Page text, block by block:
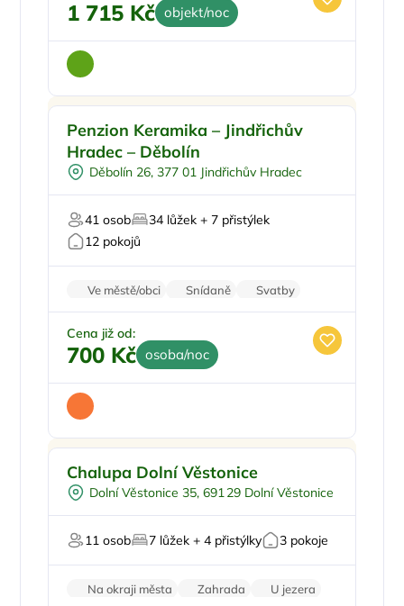
1 715 Kč objekt/noc
Venkovní bazén
Pro skupiny
Sauna
Pro svatby a oslavy
Doporučujeme
Penzion Keramika – Jindřichův
Hradec – Děbolín
Děbolín 26, 377 01 Jindřichův Hradec
41 osob
34 lůžek + 7 přistýlek
12 pokojů
Ve městě/obci Snídaně
Svatby
Worshopy/školení
Firemní akce/teambuilding
Cena již od:
700 Kč osoba/noc
Pro čtyři
Vinný sklípek
Firemní akce/teambuilding
Chalupa Dolní Věstonice
Dolní Věstonice 35, 691 29 Dolní Věstonice
11 osob 7 lůžek + 4 přistýlky 3 pokoje
Na okraji města Zahrada
U jezera